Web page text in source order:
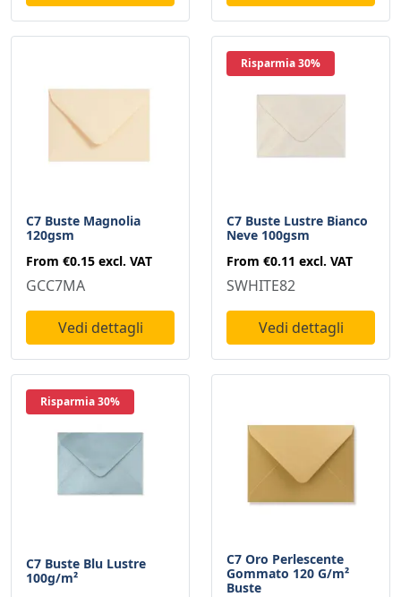
C7 Buste Magnolia
120gsm
From €0.15 excl. VAT
GCC7MA
Vedi dettagli
Risparmia 30%
C7 Buste Lustre Bianco
Neve 100gsm
From €0.11 excl. VAT
SWHITE82
Vedi dettagli
Risparmia 30%
C7 Buste Blu Lustre
100g/m²
C7 Oro Perlescente
Gommato 120 G/m²
Buste